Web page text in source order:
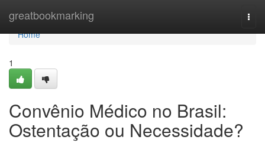
greatbookmarking
Home
Home
1
Convênio Médico no Brasil:
Ostentação ou Necessidade?